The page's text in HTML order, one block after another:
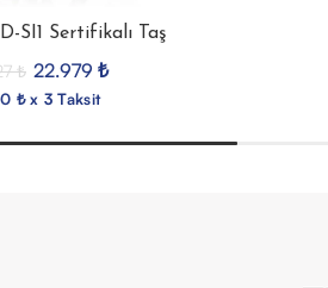
SI1 Sertifikalı Taş
₺ 22.979 ₺
₺ x 3 Taksit